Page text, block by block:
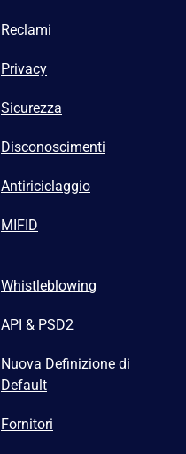
Reclami
Privacy
Sicurezza
Disconoscimenti
Antiriciclaggio
MIFID
Whistleblowing
API & PSD2
Nuova Definizione di
Default
Fornitori